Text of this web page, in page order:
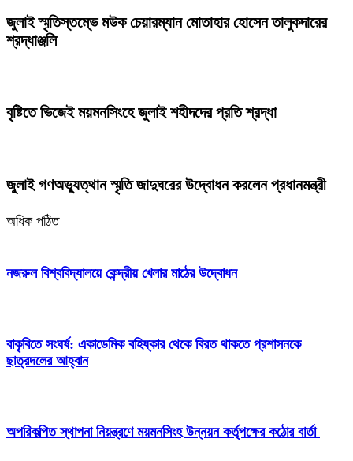
জুলাই স্মৃতিস্তম্ভে মউক চেয়ারম্যান মোতাহার হোসেন তালুকদারের
শ্রদ্ধাঞ্জলি
বৃষ্টিতে ভিজেই ময়মনসিংহে জুলাই শহীদদের প্রতি শ্রদ্ধা
জুলাই গণঅভ্যুত্থান স্মৃতি জাদুঘরের উদ্বোধন করলেন প্রধানমন্ত্রী
অধিক পঠিত
নজরুল বিশ্ববিদ্যালয়ে কেন্দ্রীয় খেলার মাঠের উদ্বোধন
বাকৃবিতে সংঘর্ষ: একাডেমিক বহিষ্কার থেকে বিরত থাকতে প্রশাসনকে
ছাত্রদলের আহ্বান
অপরিকল্পিত স্থাপনা নিয়ন্ত্রণে ময়মনসিংহ উন্নয়ন কর্তৃপক্ষের কঠোর বার্তা